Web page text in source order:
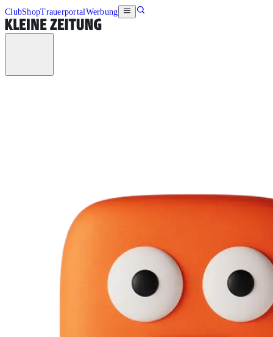
ClubShopTrauerportalWerbung